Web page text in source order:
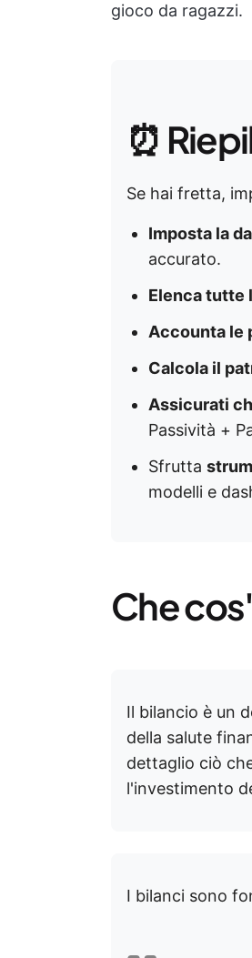
gioco da ragazzi.
⏰
Se hai fretta,
Imposta la
accurato.
Elenca tutte
Accounta le
Calcola il
Assicurati
Passività +
Sfrutta
modelli e
Che
Il bilancio è un
della salute
dettaglio ciò
l'investimento
I bilanci sono